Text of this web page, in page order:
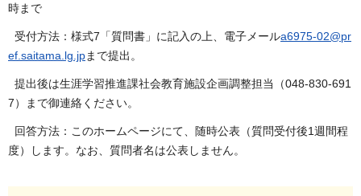
時まで
受付方法：様式7「質問書」に記入の上、電子メールa6975-02@pr
ef.saitama.lg.jpまで提出。
提出後は生涯学習推進課社会教育施設企画調整担当（048-830-691
7）まで御連絡ください。
回答方法：このホームページにて、随時公表（質問受付後1週間程
度）します。なお、質問者名は公表しません。